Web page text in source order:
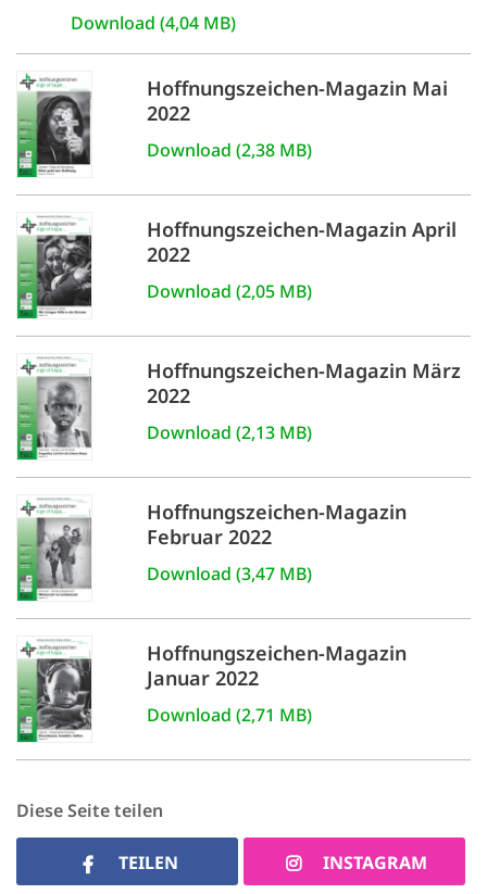
Download (4,04 MB)
Hoffnungszeichen-Magazin Mai
2022
Download (2,38 MB)
Hoffnungszeichen-Magazin April
2022
Download (2,05 MB)
Hoffnungszeichen-Magazin März
2022
Download (2,13 MB)
Hoffnungszeichen-Magazin
Februar 2022
Download (3,47 MB)
Hoffnungszeichen-Magazin
Januar 2022
Download (2,71 MB)
Diese Seite teilen
TEILEN INSTAGRAM